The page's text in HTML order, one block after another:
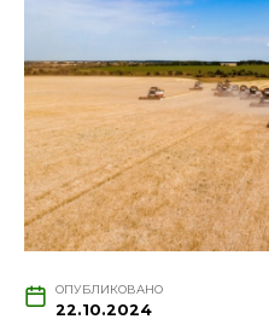
ОПУБЛИКОВАНО
22.10.2024